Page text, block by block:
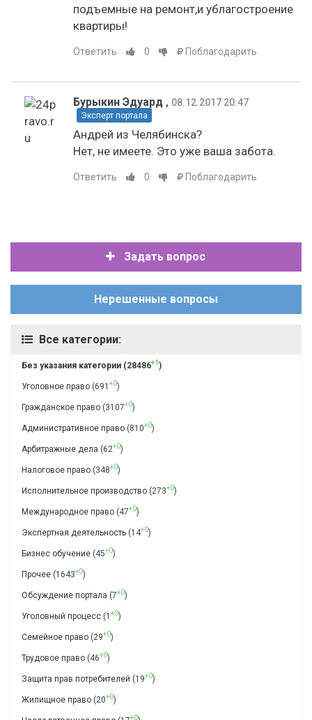
подъемные на ремонт,и ублагостроение
квартиры!
Ответить 0 Поблагодарить
Бурыкин Эдуард , 08.12.2017 20:47
Эксперт портала
Андрей из Челябинска?
Нет, не имеете. Это уже ваша забота.
Ответить 0 Поблагодарить
Задать вопрос
Нерешенные вопросы
Все категории:
Без указания категории (28486+1)
Уголовное право (691 +0)
Гражданское право (3107+0)
Административное право (810+0)
Арбитражные дела (62+0)
Налоговое право (348+0)
Исполнительное производство (273+0)
Международное право (47+0)
Экспертная деятельность (14+0)
Бизнес обучение (45+0)
Прочее (1643+0)
Обсуждение портала (7+0)
Уголовный процесс (1 +0)
Семейное право (29+0)
Трудовое право (46+0)
Защита прав потребителей (19+0)
Жилищное право (20+0)
+0